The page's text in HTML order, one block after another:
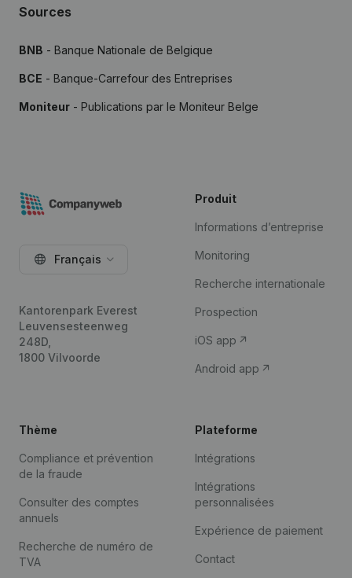
Sources
BNB - Banque Nationale de Belgique
BCE - Banque-Carrefour des Entreprises
Moniteur - Publications par le Moniteur Belge
Français
Kantorenpark Everest
Leuvensesteenweg
248D,
1800 Vilvoorde
Produit
Informations d’entreprise
Monitoring
Recherche internationale
Prospection
iOS app
Android app
Thème
Compliance et prévention
de la fraude
Consulter des comptes
annuels
Recherche de numéro de
TVA
Plateforme
Intégrations
Intégrations
personnalisées
Expérience de paiement
Contact